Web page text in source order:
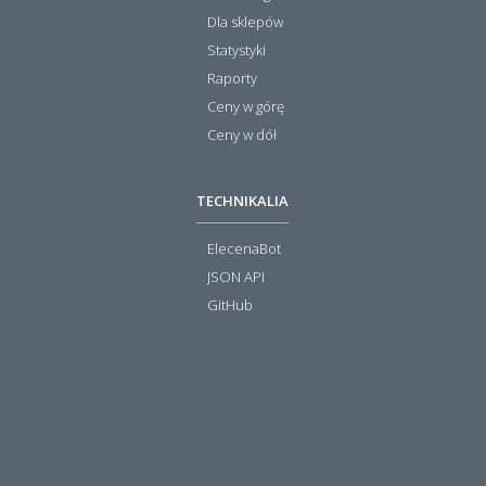
Dla sklepów
Statystyki
Raporty
Ceny w górę
Ceny w dół
TECHNIKALIA
ElecenaBot
JSON API
GitHub